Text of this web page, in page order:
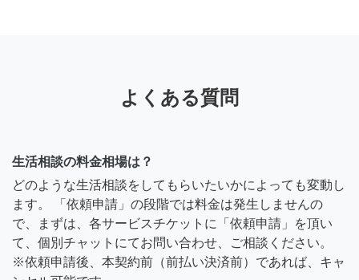
よくある質問
生活相談の料金相場は？
どのような生活相談をしてもらいたいかによっても変動し
ます。 「依頼申請」の段階では料金は発生しませんの
で、まずは、各サービスチケットに「依頼申請」を頂い
て、個別チャットにてお問い合わせ、ご相談ください。
※依頼申請後、本契約前（前払い決済前）であれば、キャ